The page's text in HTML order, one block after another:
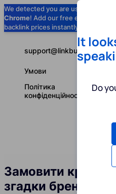
We detected you are using
Chrome! Add our free extension to
backlink prices instantly as you
support@linkbuilder.com
Умови
Політика
конфіденційності
Замовити крауд-
згадки бренду у
It
Do